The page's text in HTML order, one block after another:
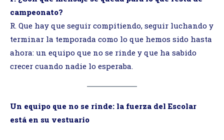
campeonato?
R. Que hay que seguir compitiendo, seguir luchando y
terminar la temporada como lo que hemos sido hasta
ahora: un equipo que no se rinde y que ha sabido
crecer cuando nadie lo esperaba.
Un equipo que no se rinde: la fuerza del Escolar
está en su vestuario